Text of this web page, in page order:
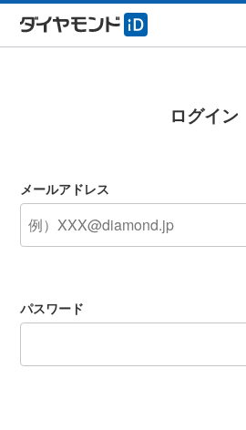
ログイン
メールアドレス
パスワード